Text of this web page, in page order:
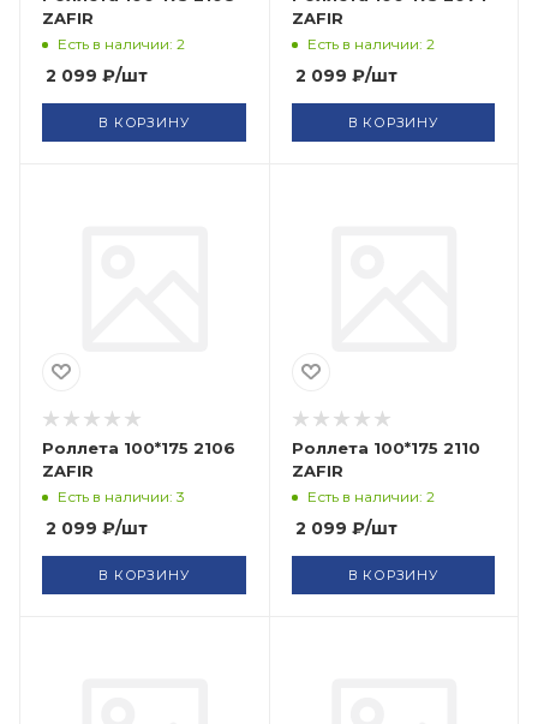
ZAFIR
Есть в наличии: 2
2 099 ₽/шт
В КОРЗИНУ
ZAFIR
Есть в наличии: 2
2 099 ₽/шт
В КОРЗИНУ
Роллета 100*175 2106
ZAFIR
Есть в наличии: 3
2 099 ₽/шт
В КОРЗИНУ
Роллета 100*175 2110
ZAFIR
Есть в наличии: 2
2 099 ₽/шт
В КОРЗИНУ